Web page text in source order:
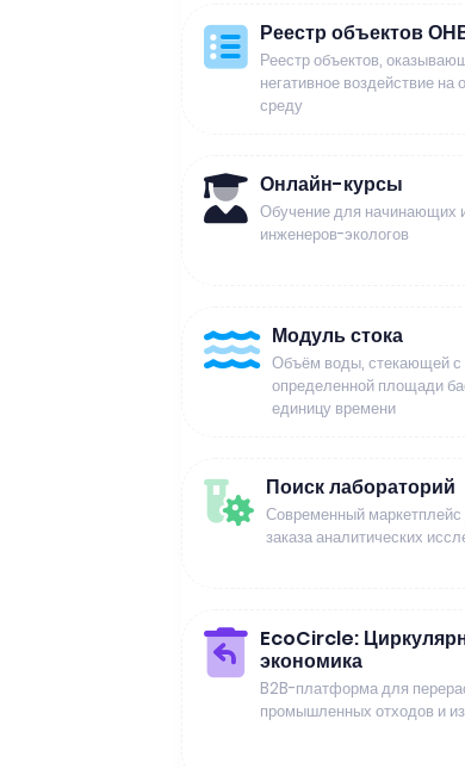
Реестр объектов
Реестр объектов,
негативное воздействие
среду
Онлайн-курсы
Обучение для начинающих
инженеров-экологов
Модуль стока
Объём воды, стекающей с
определенной площади
единицу времени
Поиск лабораторий
Современный маркетплейс
заказа аналитических
EcoCircle:
экономика
B2B-платформа для
промышленных отходов и